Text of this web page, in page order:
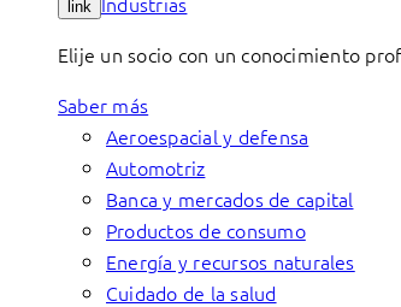
link
Elije un socio con un conocimiento
Saber más
Aeroespacial y defensa
Automotriz
Banca y mercados de capital
Productos de consumo
Energía y recursos naturales
Cuidado de la salud